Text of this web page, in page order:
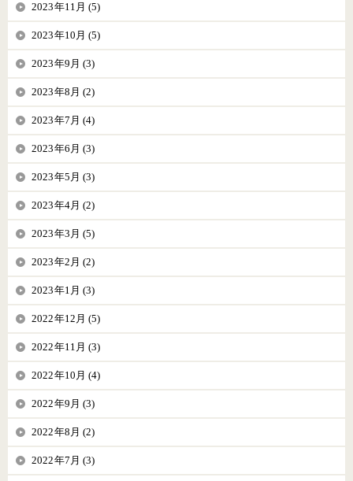
2023年11月 (5)
2023年10月 (5)
2023年9月 (3)
2023年8月 (2)
2023年7月 (4)
2023年6月 (3)
2023年5月 (3)
2023年4月 (2)
2023年3月 (5)
2023年2月 (2)
2023年1月 (3)
2022年12月 (5)
2022年11月 (3)
2022年10月 (4)
2022年9月 (3)
2022年8月 (2)
2022年7月 (3)